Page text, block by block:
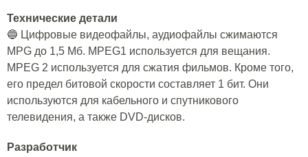
Технические детали
🔵 Цифровые видеофайлы, аудиофайлы сжимаются
MPG до 1,5 Мб. MPEG1 используется для вещания.
MPEG 2 используется для сжатия фильмов. Кроме того,
его предел битовой скорости составляет 1 бит. Они
используются для кабельного и спутникового
телевидения, а также DVD-дисков.
Разработчик